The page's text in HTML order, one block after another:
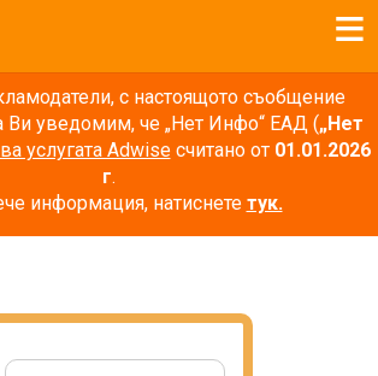
с настоящото съобщение
Ви уведомим, че „Нет Инфо“ ЕАД („Нет
услугата Adwiseсчитано от 01.01.2026
г.
информация, натиснете тук.